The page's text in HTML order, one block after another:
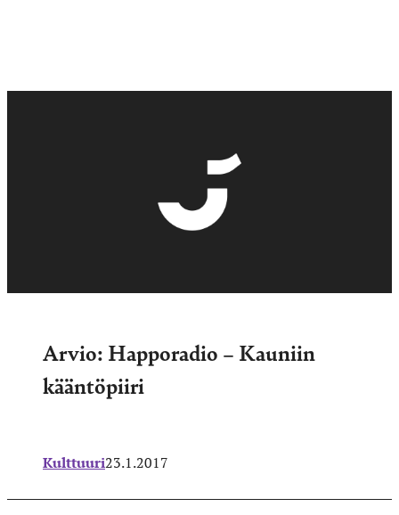
Arvio: Happoradio – Kauniin
kääntöpiiri
Kulttuuri23.1.2017